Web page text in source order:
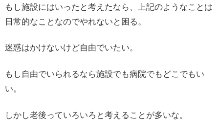
もし施設にはいったと考えたなら、上記のようなことは
日常的なことなのでやれないと困る。
迷惑はかけないけど自由でいたい。
もし自由でいられるなら施設でも病院でもどこでもい
い。
しかし老後っていろいろと考えることが多いな。